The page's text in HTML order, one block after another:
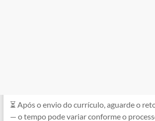
⏳ Após o envio do currículo, aguarde o
— o tempo pode variar conforme o